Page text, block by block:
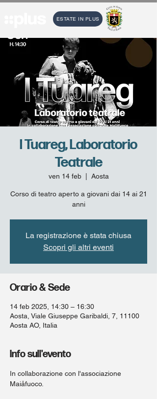
ESTATE IN PLUS
I Tuareg, Laboratorio
Teatrale
ven 14 feb
  |
Aosta
Corso di teatro aperto a giovani dai 14 ai 21
anni
La registrazione è stata chiusa
Scopri gli altri eventi
Orario & Sede
14 feb 2025, 14:30 – 16:30
Aosta, Viale Giuseppe Garibaldi, 7, 11100
Aosta AO, Italia
Info sull'evento
In collaborazione con l'associazione
Maiåfuoco.